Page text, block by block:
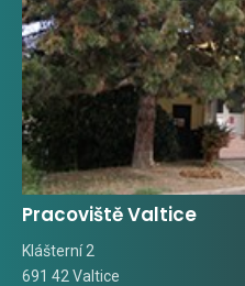
Pracoviště Valtice
Klášterní 2
691 42 Valtice